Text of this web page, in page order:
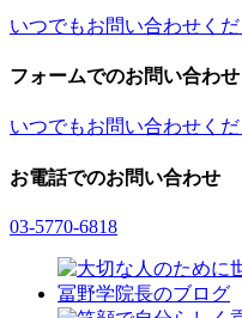
いつでもお問い合わせく
フォームでのお問い合わせ
いつでもお問い合わせく
お電話でのお問い合わせ
03-5770-6818